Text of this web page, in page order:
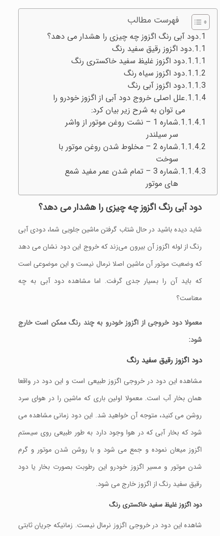
فهرست مطالب
دود آبی رنگ اگزوز چه چیزی را هشدار می دهد؟
دود اگزوز رقیق سفید رنگ
دود اگزوز غلیظ سفید خاکستری رنگ
دود اگزوز سیاه رنگ
دود اگزوز آبی رنگ
علل اصلی خروج دود آبی از اگزوز خودرو را
می توان به شرح زیر بیان کرد:
شماره 1 – نشت روغن موتور از واشر
سر سیلندر
شماره 2 – مخلوط شدن روغن موتور با
سوخت
شماره 3 – تمام شدن عمر مفید شمع
های موتور
دود آبی رنگ اگزوز چه چیزی را هشدار می دهد؟
شاید دیده باشید در حال شتاب گرفتن ماشین جلویی شما، دودی آبی
رنگ از لوله اگزوز آن بیرون می‌زند که خروج این دود نشان می دهد
که وضعیت موتور آن ماشین اصلا نرمال نیست و این موضوعی است
که باید آن را بسیار جدی گرفت. اما مشاهده دود آبی به چه
معناست؟
معمولا دود خروجی از اگزوز خودرو به چند رنگ ممکن است خارج
شود:
دود اگزوز رقیق سفید رنگ
مشاهده این دود در خروجی اگزوز طبیعی است و این دود در واقعا
همان بخار آب است. معمولا اولین باری که ماشین را در هوای سرد
روشن می کنید، متوجه آن خواهید شد. این دود زمانی مشاهده می
شود که بخار آبی که در هوا وجود دارد به طور طبیعی روی سیستم
اگزوز میعان نموده و جمع می شود و با روشن شدن موتور و گرم
شدن موتور و مسیر اگزوز خودرو این رطوبت بصورت بخار یا دود
رقیق سفید رنگ از اگزوز خارج می شود.
دود اگزوز غلیظ سفید خاکستری رنگ
شاهده این دود در خروجی اگزوز نرمال نیست. زمانیکه جریان ثابتی